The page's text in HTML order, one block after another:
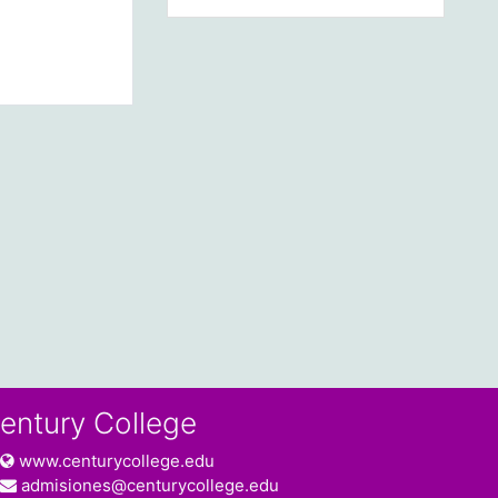
College
www.centurycollege.edu
admisiones@centurycollege.edu